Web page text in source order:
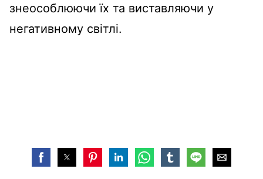
знеособлюючи їх та виставляючи у
негативному світлі.